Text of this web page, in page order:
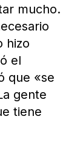
mucho.
hizo
el
que «se
gente
tiene